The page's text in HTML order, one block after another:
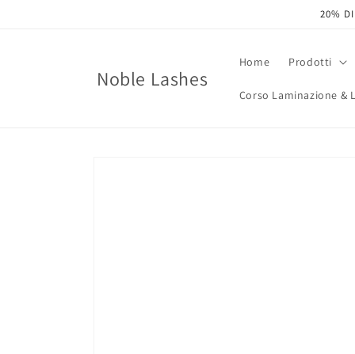
20%
Noble Lashes
Home Prodotti
Corso Laminazione &